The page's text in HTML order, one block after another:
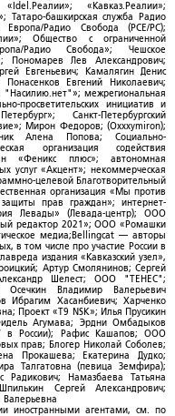
«Кавказ.Реалии»;
Татаро-башкирская служба Радио
Радио Свобода (PCE/PC);
Общество с ограниченной
Радио Свобода»; Чешское
Пономарев Лев Александрович;
Евгеньевич; Камалягин Денис
Евгений Николаевич;
"Насилию.нет"»; межрегиональная
просветительских инициатив и
Санкт-Петербургский
Мирон Федоров; (Oxxxymiron);
Алена Попова; Социально-
организация содействия
«Феникс плюс»; автономная
услуг «Акцент»; некоммерческая
целевой Благотворительный
организация «Мы против
прав граждан»; интернет-
Левады» (Левада-центр); ООО
редактор 2021»; ООО «Ромашки
медиа;Bellingcat — авторы
в том числе про участие России в
издания «Кавказский узел»,
Артур Смолянинов; Сергей
Шелест; ООО "ТЕНЕС";
Осечкин Владимир Валерьевич
Ибрагим Хасанбиевич; Харченко
Проект «T9 NSK»; Илья Прусикин
Агумава; Эрдни Омбадыков
в России); Рафис Кашапов; ООО
прав; Блогер Николай Соболев;
Прокашева; Екатерина Дудко;
Талгатовна (певица Земфира);
Радикович; Намазбаева Татьяна
Сергей Александрович;
Валерьевна
иностранными агентами, см. по